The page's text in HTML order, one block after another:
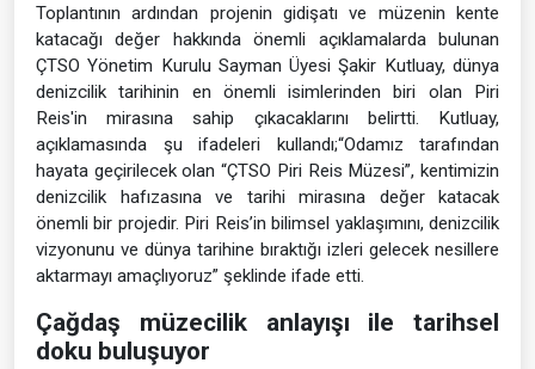
Toplantının ardından projenin gidişatı ve müzenin kente
katacağı değer hakkında önemli açıklamalarda bulunan
ÇTSO Yönetim Kurulu Sayman Üyesi Şakir Kutluay, dünya
denizcilik tarihinin en önemli isimlerinden biri olan Piri
Reis'in mirasına sahip çıkacaklarını belirtti. Kutluay,
açıklamasında şu ifadeleri kullandı;“Odamız tarafından
hayata geçirilecek olan “ÇTSO Piri Reis Müzesi”, kentimizin
denizcilik hafızasına ve tarihi mirasına değer katacak
önemli bir projedir. Piri Reis’in bilimsel yaklaşımını, denizcilik
vizyonunu ve dünya tarihine bıraktığı izleri gelecek nesillere
aktarmayı amaçlıyoruz” şeklinde ifade etti.
Çağdaş müzecilik anlayışı ile tarihsel
doku buluşuyor